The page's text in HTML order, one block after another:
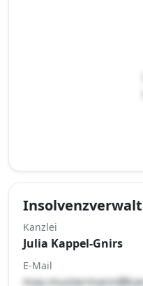
Kanzlei
Julia Kappel-Gnirs
E-Mail